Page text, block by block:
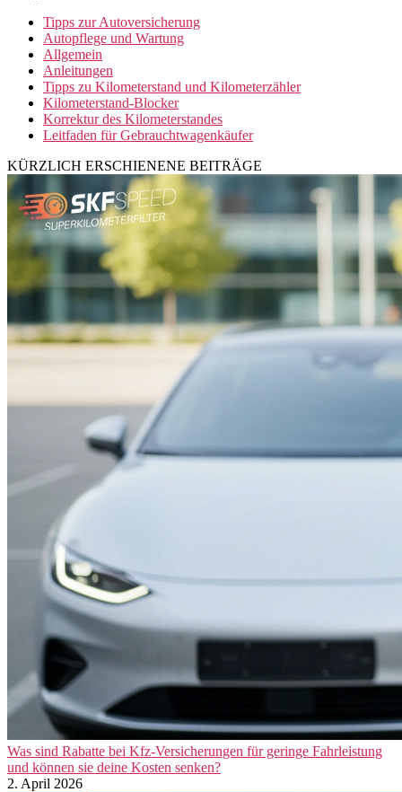
Tipps zur Autoversicherung
Autopflege und Wartung
Allgemein
Anleitungen
Tipps zu Kilometerstand und Kilometerzähler
Kilometerstand-Blocker
Korrektur des Kilometerstandes
Leitfaden für Gebrauchtwagenkäufer
KÜRZLICH ERSCHIENENE BEITRÄGE
Was sind Rabatte bei Kfz-Versicherungen für geringe Fahrleistung
und können sie deine Kosten senken?
2. April 2026